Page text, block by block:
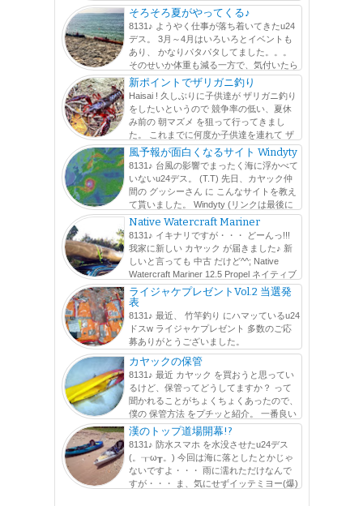
きました。 その横には、 0.3号で15LB の文字も。 0.3号で
15LB !? ∑q|ﾟДﾟ|p PEライン は...
そろそろ夏がやってくる♪
8131♪ ようやく仕事が落ち着いてきたu24
デス。 3月～4月はいろいろとイベントも
あり、 かなりパタパタしてました。。。
そのせいか体重も減る一方で、気付いたら
1月に計った体重から 5kg 以上落ちてました。 ΣΣ(ﾟдﾟlll) そ
の間にも可能な...
新ポイントでザリガニ釣り
Haisai ! 久しぶりに子供達が ザリガニ釣り
をしたいというので 競争率の低い、夏休
み前の 朝マズメ を狙って行ってきまし
た。 これまでに何度か子供達を連れて ザ
リガニ釣り に行ってるんですが、 子供よりも確実に大人
が夢中になりますw faceboo...
風予報が面白くなるサイト Windyty
8131♪ 台風の影響でまったく海に浮かべて
いないu24デス。 (T.T) 先日、カヤック仲
間の グッシーさん に こんなサイトを教え
て貰いました。 Windyty (リンクは最後に
貼っておきます) アニメーション で風の動きが分かりま
す。 風は、高度毎...
Native Watercraft Mariner
8131♪ イキナリですが・・・ どーんっ!!!
我家に新しい カヤック が届きました♪ 新
しいと言っても 中古 だけど^^; Native
Watercraft Mariner 12.5 Propel ネイティブ
ウォータークラフト マリナー 俗に...
ライジャケプレゼントVol.2 当選発
表
8131♪ 最近、 竹竿釣り にハマッているu24
ドスw ライジャケプレゼント 多数のご応
募ありがとうございました。
http://www.likes.okinawa/2015/11/mazume-vol2.html たくさ
んの人にこの活動を知って貰えたのは嬉しい...
カヤックの保管
8131♪ 最近 カヤック を買おうと思ってい
るけど、保管ってどうしてますか？ って
聞かれることがちょくちょくあったので、
僕の 保管方法 をプチッと紹介。 一番良い
保管方法は、 屋内 に 平置き することだと思いますが ...
漢のトップ道場開幕!?
8131♪ 防水スマホ を水没させたu24デス
(。┰ω┰。) 今回は海に落としたとかじゃ
ないですよ・・・ 雨に濡れただけなんで
すが・・・ ま、気にせずイッテミヨー(爆)